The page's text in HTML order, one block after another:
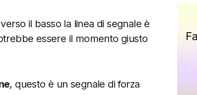
il basso la linea di segnale è
essere il momento giusto
, questo è un segnale di forza